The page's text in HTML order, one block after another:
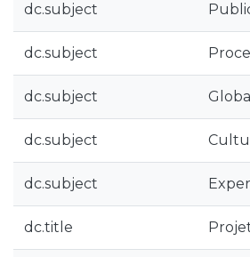
dc.subject
dc.subject
dc.subject
dc.subject
dc.subject
dc.title